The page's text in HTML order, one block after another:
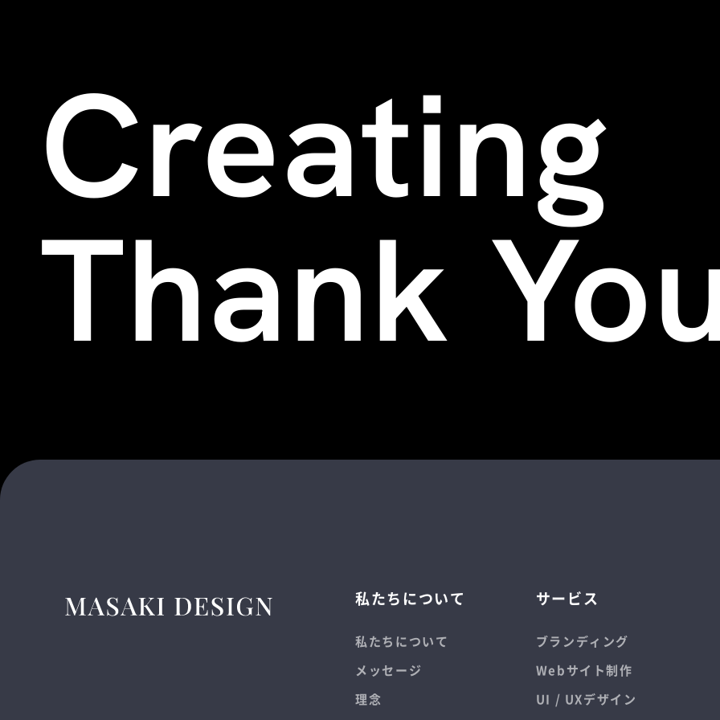
Creating
Thank
私たちについて
私たちについて
メッセージ
理念
サービス
ブランディング
Webサイト制作
UI / UXデザイン